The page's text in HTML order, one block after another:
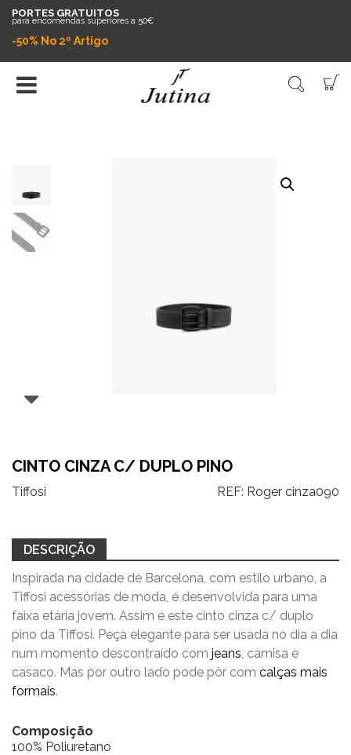
PORTES GRATUITOS
para encomendas superiores a 50€
-50% No 2º Artigo
CINTO CINZA C/ DUPLO PINO
Tiffosi REF: Roger cinza090
DESCRIÇÃO
Inspirada na cidade de Barcelona, com estilo urbano, a
Tiffosi acessórias de moda, é desenvolvida para uma
faixa etária jovem. Assim é este cinto cinza c/ duplo
pino da Tiffosi. Peça elegante para ser usada no dia a dia
num momento descontraído com jeans, camisa e
casaco. Mas por outro lado pode pôr com calças mais
formais.
Composição
100% Poliuretano